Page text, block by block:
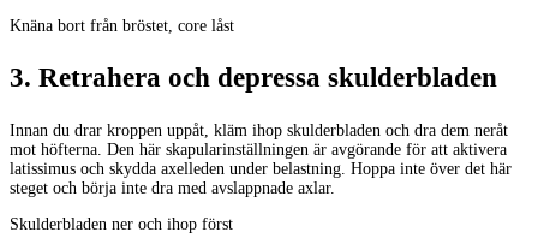
Knäna bort från bröstet, core låst
3. Retrahera och depressa skulderbladen
Innan du drar kroppen uppåt, kläm ihop skulderbladen och dra dem neråt
mot höfterna. Den här skapularinställningen är avgörande för att aktivera
latissimus och skydda axelleden under belastning. Hoppa inte över det här
steget och börja inte dra med avslappnade axlar.
Skulderbladen ner och ihop först